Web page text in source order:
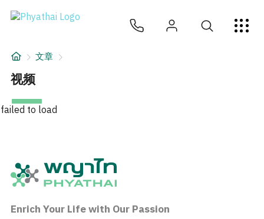
ZH ไทย English
文章
关于我们
文章
视频
failed to load
Enrich Your Life with Our Passion